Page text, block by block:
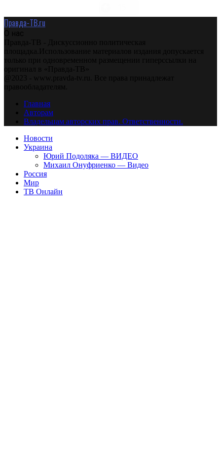
Правда-ТВ.ru
О нас
Правда-ТВ - Дискуссионно политическая
площадка.Использование материалов издания допускается
только при одновременном размещении гиперссылки на
оригинал в «Правда-ТВ»
@2023 - www.pravda-tv.ru. Все права принадлежат
правообладателям.
Главная
Авторам
Владельцам авторских прав. Ответственности.
Новости
Украина
Юрий Подоляка — ВИДЕО
Михаил Онуфриенко — Видео
Россия
Мир
ТВ Онлайн